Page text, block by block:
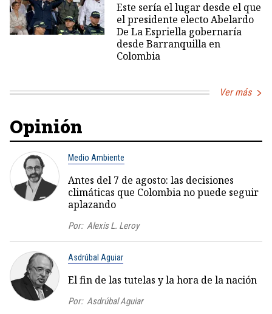
Este sería el lugar desde el que
el presidente electo Abelardo
De La Espriella gobernaría
desde Barranquilla en
Colombia
Ver más
Opinión
Medio Ambiente
Antes del 7 de agosto: las decisiones
climáticas que Colombia no puede seguir
aplazando
Por: Alexis L. Leroy
Asdrúbal Aguiar
El fin de las tutelas y la hora de la nación
Por: Asdrúbal Aguiar